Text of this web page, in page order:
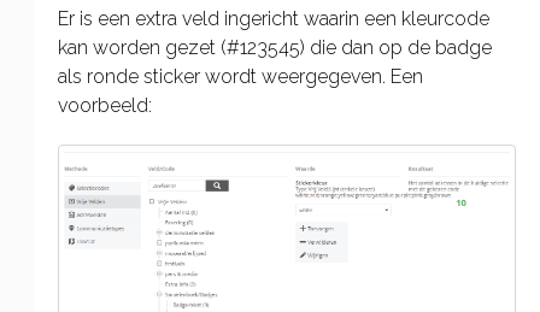
Er is een extra veld ingericht waarin een kleurcode
kan worden gezet (#123545) die dan op de badge
als ronde sticker wordt weergegeven. Een
voorbeeld: